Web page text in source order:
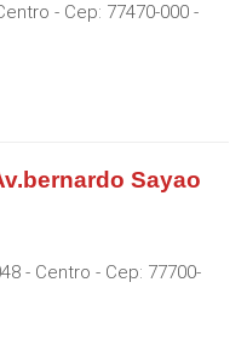
- Cep: 77470-000 -
Sayao
- Centro - Cep: 77700-